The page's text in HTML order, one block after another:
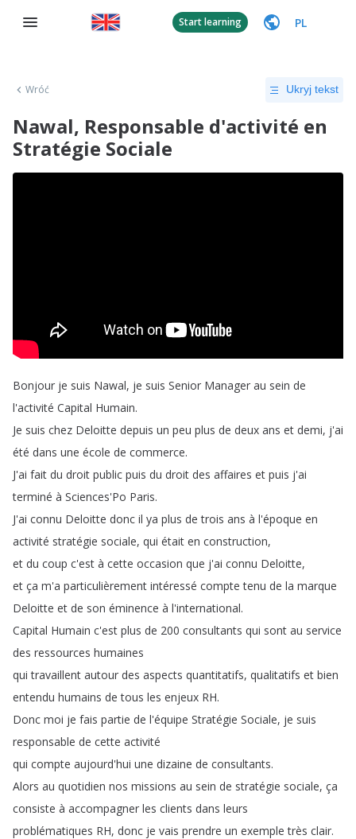
Start learning PL
Wróć Ukryj tekst
Nawal, Responsable d'activité en
Stratégie Sociale
Bonjour je suis Nawal, je suis Senior Manager au sein de
l'activité Capital Humain.
Je suis chez Deloitte depuis un peu plus de deux ans et demi, j'ai
été dans une école de commerce.
J'ai fait du droit public puis du droit des affaires et puis j'ai
terminé à Sciences'Po Paris.
J'ai connu Deloitte donc il ya plus de trois ans à l'époque en
activité stratégie sociale, qui était en construction,
et du coup c'est à cette occasion que j'ai connu Deloitte,
et ça m'a particulièrement intéressé compte tenu de la marque
Deloitte et de son éminence à l'international.
Capital Humain c'est plus de 200 consultants qui sont au service
des ressources humaines
qui travaillent autour des aspects quantitatifs, qualitatifs et bien
entendu humains de tous les enjeux RH.
Donc moi je fais partie de l'équipe Stratégie Sociale, je suis
responsable de cette activité
qui compte aujourd'hui une dizaine de consultants.
Alors au quotidien nos missions au sein de stratégie sociale, ça
consiste à accompagner les clients dans leurs
problématiques RH, donc je vais prendre un exemple très clair.